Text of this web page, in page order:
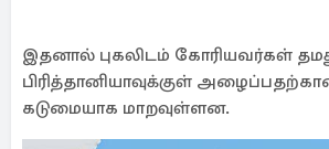
இதனால் புகலிடம் கோரியவர்கள்
பிரித்தானியாவுக்குள்
கடுமையாக மாறவுள்ளன.